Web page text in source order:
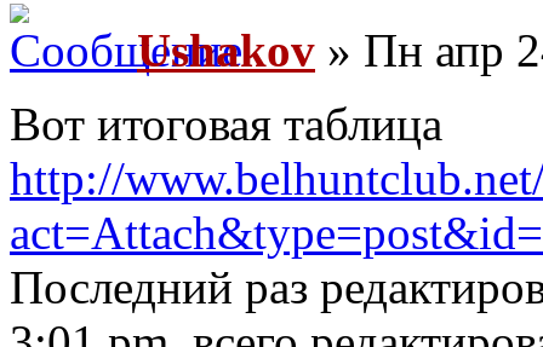
Ushakov » Пн апр
Вот итоговая таблица
http://
Последний раз